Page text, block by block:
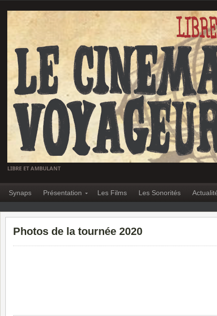
LIBRE ET AMBULANT
Synaps Présentation Les Films Les Sonorités
Photos de la tournée 2020